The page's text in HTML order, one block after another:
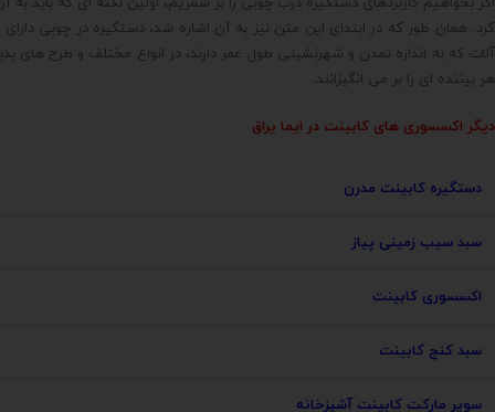
کرد. همان طور که در ابتدای این متن نیز به آن اشاره شد، دستگیره در چوبی
آلات که به اندازه تمدن و شهرنشینی طول عمر دارند، در انواع مختلف و طرح های
هر بیننده ای را بر می انگیزانند.
دیگر اکسسوری های کابینت در ایما یراق
دستگیره کابینت مدرن
سبد سیب زمینی پیاز
اکسسوری کابینت
سبد کنج کابینت
سوپر مارکت کابینت آشپزخانه